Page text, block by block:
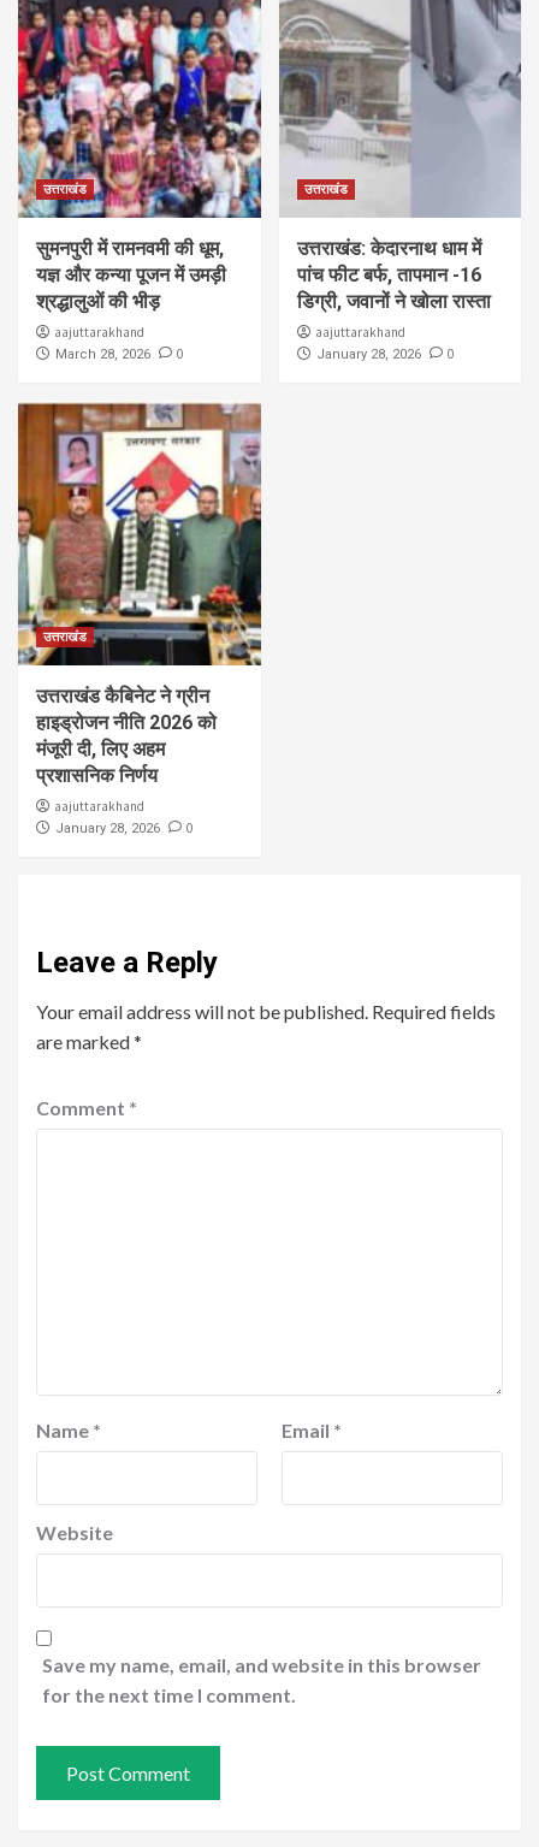
उत्तराखंड
सुमनपुरी में रामनवमी की धूम,
यज्ञ और कन्या पूजन में उमड़ी
श्रद्धालुओं की भीड़
aajuttarakhand
March 28, 2026 0
उत्तराखंड
उत्तराखंड: केदारनाथ धाम में
पांच फीट बर्फ, तापमान -16
डिग्री, जवानों ने खोला रास्ता
aajuttarakhand
January 28, 2026 0
उत्तराखंड
उत्तराखंड कैबिनेट ने ग्रीन
हाइड्रोजन नीति 2026 को
मंजूरी दी, लिए अहम
प्रशासनिक निर्णय
aajuttarakhand
January 28, 2026 0
Leave a Reply
Your email address will not be published. Required fields
are marked*
Comment *
Name * Email *
Website
Save my name, email, and website in this browser
for the next time I comment.